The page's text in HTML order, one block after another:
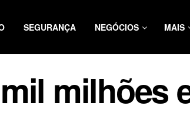
SEGURANÇA NEGÓCIOS MAIS
milhões